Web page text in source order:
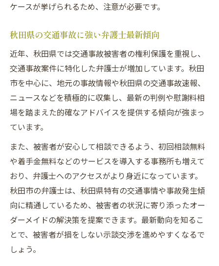
ケースが挙げられるため、注意が必要です。
秋田県の交通事故に強い弁護士最新傾向
近年、秋田県では交通事故被害者の権利保護を重視し、
交通事故案件に特化した弁護士が増加しています。秋田
市を中心に、地元の事故情報や秋田県の交通事故速報、
ニュースなどを積極的に収集し、最新の判例や慰謝料相
場を踏まえた的確なアドバイスを提供する傾向が強まっ
ています。
また、被害者が安心して相談できるよう、初回相談無料
や着手金無料などのサービスを導入する事務所も増えて
おり、弁護士へのアクセスがより身近になっています。
秋田市の弁護士は、秋田県特有の交通事情や事故発生傾
向に精通しているため、被害者の状況に寄り添ったオー
ダーメイドの解決策を提案できます。最新動向を知るこ
とで、被害者が損をしない示談交渉を進めやすくなるで
しょう。